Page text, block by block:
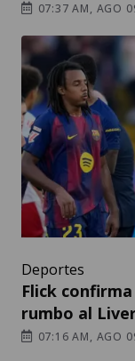
07:37 AM, AGO
Deportes
Flick
rumbo al
07:16 AM, AGO